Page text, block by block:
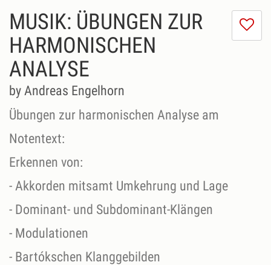
I
MUSIK: ÜBUNGEN ZUR
HARMONISCHEN
ANALYSE
by Andreas Engelhorn
Übungen zur harmonischen Analyse am
Notentext:
Erkennen von:
- Akkorden mitsamt Umkehrung und Lage
- Dominant- und Subdominant-Klängen
- Modulationen
- Bartókschen Klanggebilden